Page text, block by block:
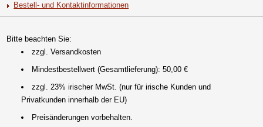
Bestell- und Kontaktinformationen
Bitte beachten Sie:
zzgl. Versandkosten
Mindestbestellwert (Gesamtlieferung): 50,00 €
zzgl. 23% irischer MwSt. (nur für irische Kunden und
Privatkunden innerhalb der EU)
Preisänderungen vorbehalten.